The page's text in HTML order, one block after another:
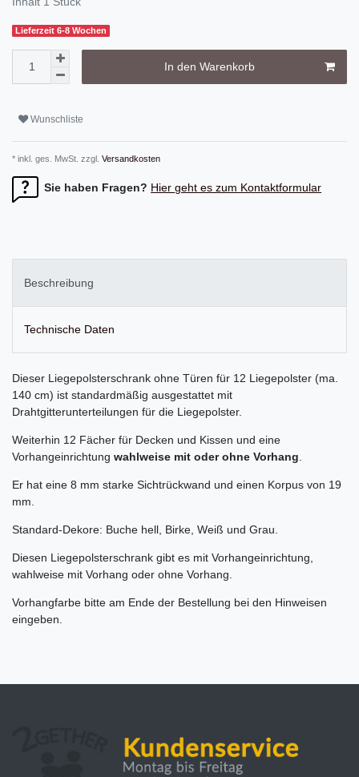
Lieferzeit 6-8 Wochen
In den Warenkorb
Wunschliste
* inkl. ges. MwSt. zzgl. Versandkosten
Sie haben Fragen? Hier geht es zum Kontaktformular
Beschreibung
Technische Daten
Dieser Liegepolsterschrank ohne Türen für 12 Liegepolster (ma.
140 cm) ist standardmäßig ausgestattet mit
Drahtgitterunterteilungen für die Liegepolster.
Weiterhin 12 Fächer für Decken und Kissen und eine
Vorhangeinrichtung wahlweise mit oder ohne Vorhang
Er hat eine 8 mm starke Sichtrückwand und einen Korpus von 19
mm.
Standard-Dekore: Buche hell, Birke, Weiß und Grau.
Diesen Liegepolsterschrank gibt es mit Vorhangeinrichtung,
wahlweise mit Vorhang oder ohne Vorhang.
Vorhangfarbe bitte am Ende der Bestellung bei den Hinweisen
eingeben.